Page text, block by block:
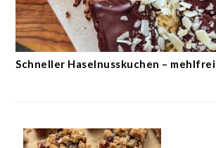
Schneller Haselnusskuchen – mehlfrei